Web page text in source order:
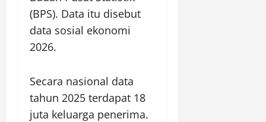
(BPS). Data itu disebut
data sosial ekonomi
2026.
Secara nasional data
tahun 2025 terdapat 18
juta keluarga penerima.